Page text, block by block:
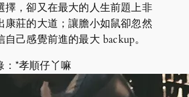
擇，卻又在最大的人生前題上非
康莊的大道；讓膽小如鼠卻忽然
己感覺前進的最大 backup。
：*孝順仔丫嘛